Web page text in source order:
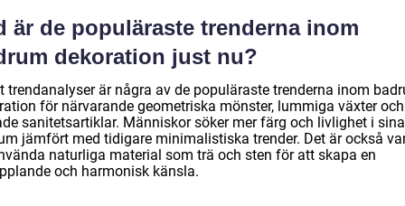
är de populäraste trenderna inom
dekoration just nu?
trendanalyser är några av de populäraste trenderna inom
för närvarande geometriska mönster, lummiga växter och
sanitetsartiklar. Människor söker mer färg och livlighet i sina
jämfört med tidigare minimalistiska trender. Det är också
naturliga material som trä och sten för att skapa en
och harmonisk känsla.